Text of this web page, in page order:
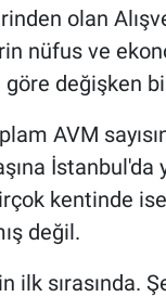
olan
nüfus ve
değişken
AVM
İstanbul'da
kentinde
değil.
ilk sırasında.